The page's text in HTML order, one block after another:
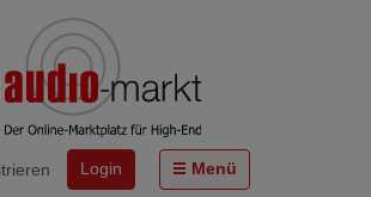
Login Menü